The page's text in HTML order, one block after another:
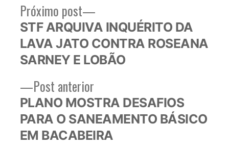
Navegação
de
Post
Post anteriorPost
anterior:
PLANO MOSTRA DESAFIOS
PARA O SANEAMENTO BÁSICO
EM BACABEIRA
Próximo post
Próximo
post:
STF ARQUIVA INQUÉRITO DA
LAVA JATO CONTRA ROSEANA
SARNEY E LOBÃO